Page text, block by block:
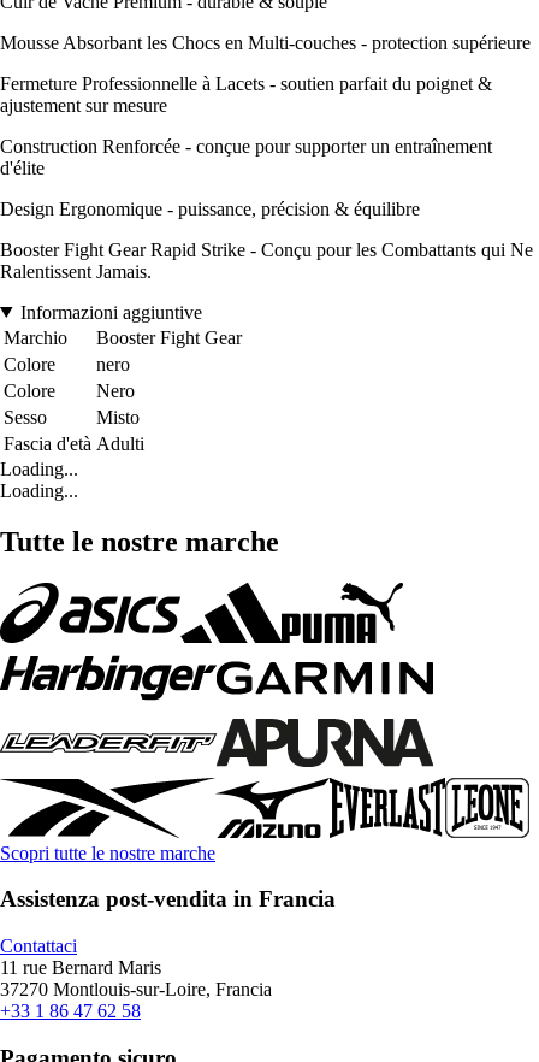
Mousse Absorbant les Chocs en Multi-couches - protection supérieure
Fermeture Professionnelle à Lacets - soutien parfait du poignet &
ajustement sur mesure
Construction Renforcée - conçue pour supporter un entraînement
d'élite
Design Ergonomique - puissance, précision & équilibre
Booster Fight Gear Rapid Strike - Conçu pour les Combattants qui Ne
Ralentissent Jamais.
Informazioni aggiuntive
Marchio
Booster Fight Gear
Colore
nero
Colore
Nero
Sesso
Misto
Fascia d'età Adulti
Loading...
Loading...
Tutte le nostre marche
Scopri tutte le nostre marche
Assistenza post-vendita in Francia
Contattaci
11 rue Bernard Maris
37270 Montlouis-sur-Loire, Francia
+33 1 86 47 62 58